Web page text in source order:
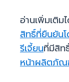
อ่านเพิ่มเติม
สิทธิ์ที่ยืนยัน
รีเจี้ยนที่มีสิท
หน้าผลิตภั